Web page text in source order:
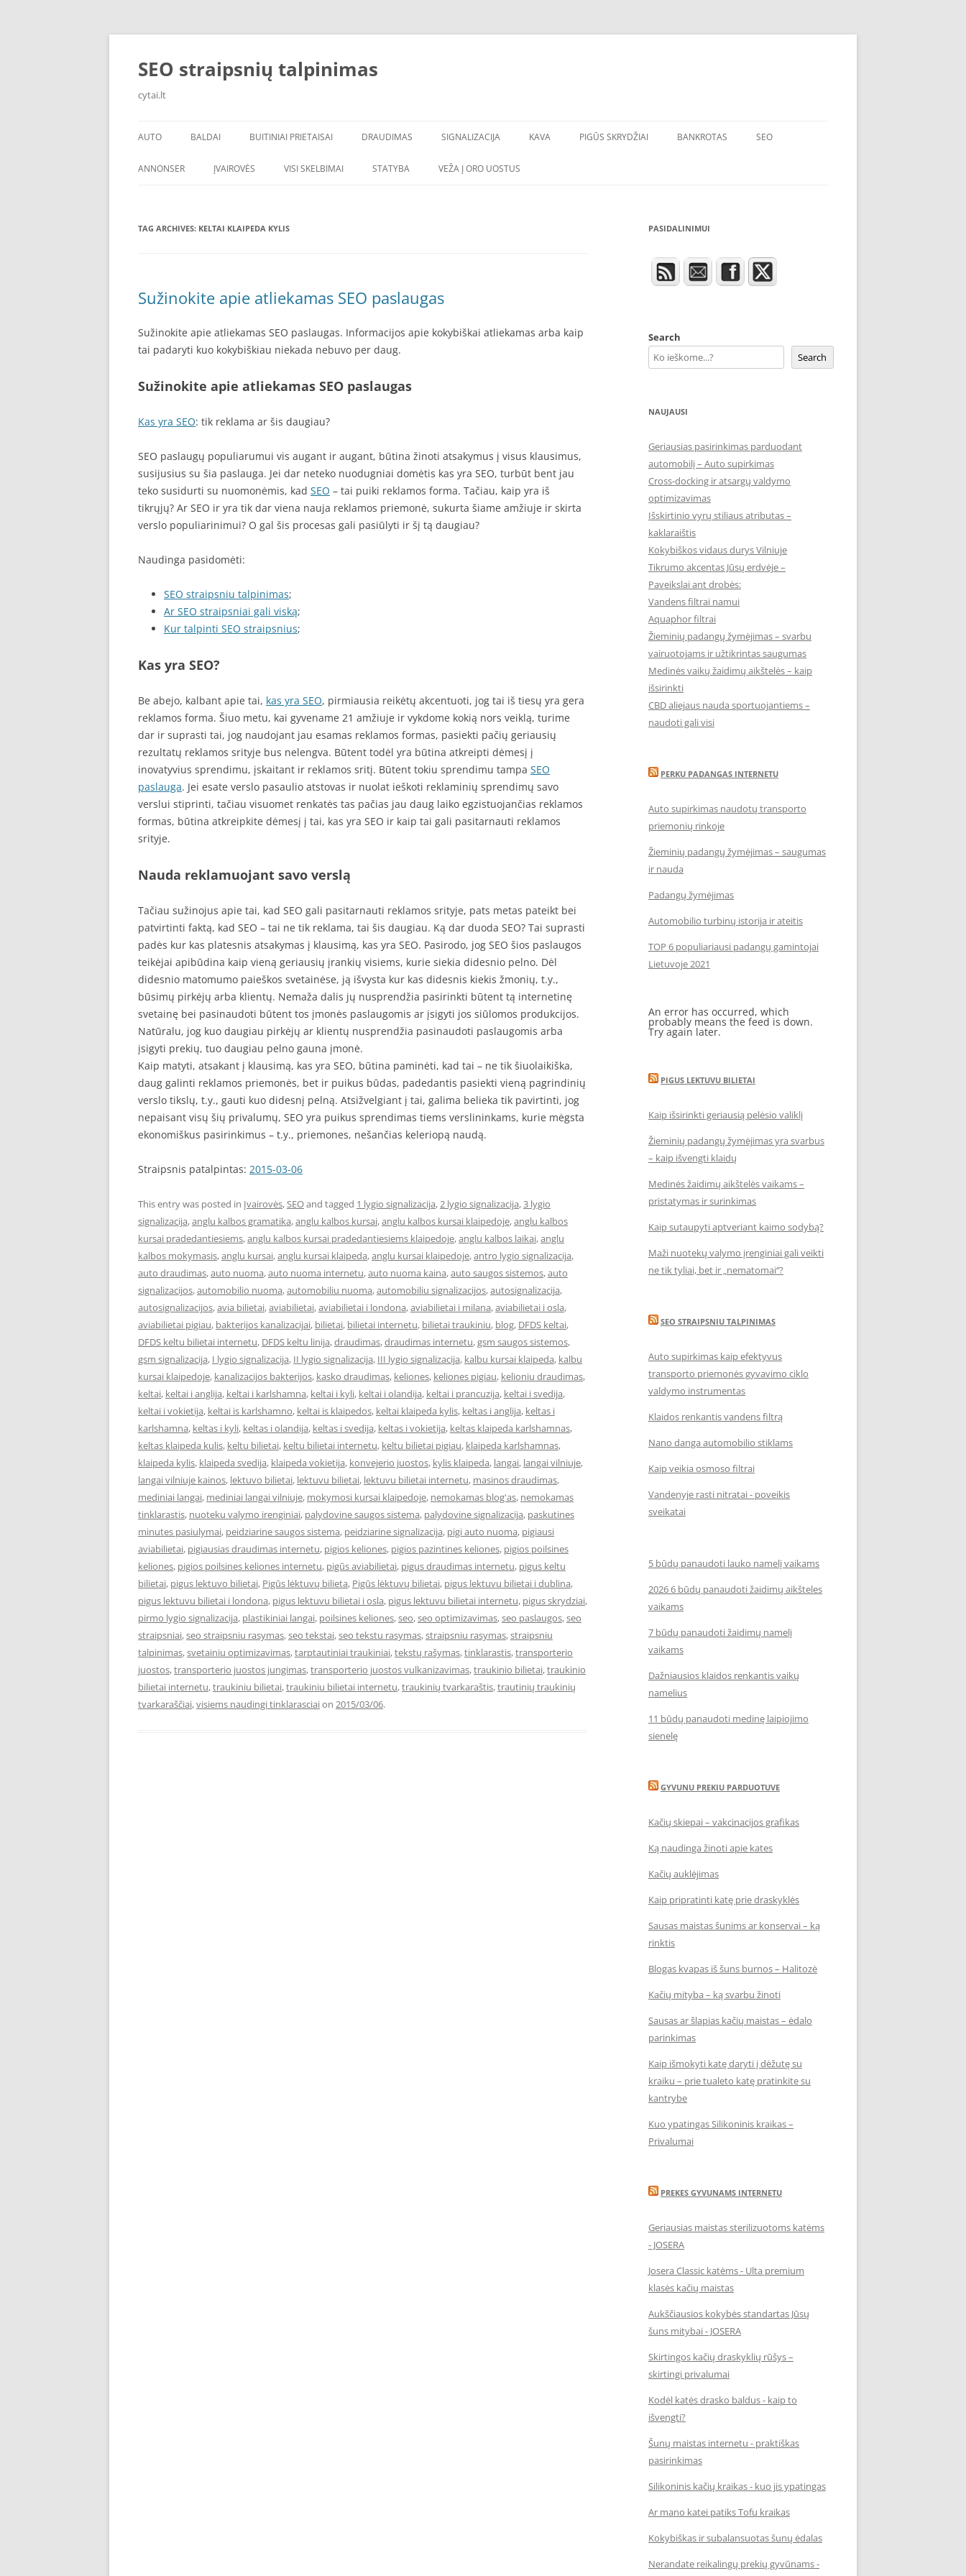
Skip
SEO straipsnių talpinimas
cytai.lt
AUTO
PADANGOS
BALDAI BUITINIAI PRIETAISAI DRAUDIMAS SIGNALIZACIJA KAVA PIGŪS SKRYDŽIAI BANKROTAS SEO
ANNONSER ĮVAIROVĖS VISI SKELBIMAI STATYBA VEŽA Į ORO UOSTUS
TAG ARCHIVES: KELTAI KLAIPEDA KYLIS
Sužinokite apie atliekamas SEO paslaugas
Sužinokite apie atliekamas SEO paslaugas. Informacijos apie kokybiškai atliekamas arba kaip
tai padaryti kuo kokybiškiau niekada nebuvo per daug.
Sužinokite apie atliekamas SEO paslaugas
Kas yra SEO: tik reklama ar šis daugiau?
SEO paslaugų populiarumui vis augant ir augant, būtina žinoti atsakymus į visus klausimus,
susijusius su šia paslauga. Jei dar neteko nuodugniai domėtis kas yra SEO, turbūt bent jau
teko susidurti su nuomonėmis, kad SEO – tai puiki reklamos forma. Tačiau, kaip yra iš
tikrųjų? Ar SEO ir yra tik dar viena nauja reklamos priemonė, sukurta šiame amžiuje ir skirta
verslo populiarinimui? O gal šis procesas gali pasiūlyti ir šį tą daugiau?
Naudinga pasidomėti:
SEO straipsniu talpinimas;
Ar SEO straipsniai gali viską;
Kur talpinti SEO straipsnius;
Kas yra SEO?
Be abejo, kalbant apie tai, kas yra SEO, pirmiausia reikėtų akcentuoti, jog tai iš tiesų yra gera
reklamos forma. Šiuo metu, kai gyvename 21 amžiuje ir vykdome kokią nors veiklą, turime
dar ir suprasti tai, jog naudojant jau esamas reklamos formas, pasiekti pačių geriausių
rezultatų reklamos srityje bus nelengva. Būtent todėl yra būtina atkreipti dėmesį į
inovatyvius sprendimu, įskaitant ir reklamos sritį. Būtent tokiu sprendimu tampa SEO
paslauga. Jei esate verslo pasaulio atstovas ir nuolat ieškoti reklaminių sprendimų savo
verslui stiprinti, tačiau visuomet renkatės tas pačias jau daug laiko egzistuojančias reklamos
formas, būtina atkreipkite dėmesį į tai, kas yra SEO ir kaip tai gali pasitarnauti reklamos
srityje.
Nauda reklamuojant savo verslą
Tačiau sužinojus apie tai, kad SEO gali pasitarnauti reklamos srityje, pats metas pateikt bei
patvirtinti faktą, kad SEO – tai ne tik reklama, tai šis daugiau. Ką dar duoda SEO? Tai suprasti
padės kur kas platesnis atsakymas į klausimą, kas yra SEO. Pasirodo, jog SEO šios paslaugos
teikėjai apibūdina kaip vieną geriausių įrankių visiems, kurie siekia didesnio pelno. Dėl
didesnio matomumo paieškos svetainėse, ją išvysta kur kas didesnis kiekis žmonių, t.y.,
būsimų pirkėjų arba klientų. Nemaža dalis jų nusprendžia pasirinkti būtent tą internetinę
svetainę bei pasinaudoti būtent tos įmonės paslaugomis ar įsigyti jos siūlomos produkcijos.
Natūralu, jog kuo daugiau pirkėjų ar klientų nusprendžia pasinaudoti paslaugomis arba
įsigyti prekių, tuo daugiau pelno gauna įmonė.
Kaip matyti, atsakant į klausimą, kas yra SEO, būtina paminėti, kad tai – ne tik šiuolaikiška,
daug galinti reklamos priemonės, bet ir puikus būdas, padedantis pasiekti vieną pagrindinių
verslo tikslų, t.y., gauti kuo didesnį pelną. Atsižvelgiant į tai, galima belieka tik pavirtinti, jog
nepaisant visų šių privalumų, SEO yra puikus sprendimas tiems verslininkams, kurie mėgsta
ekonomiškus pasirinkimus – t.y., priemones, nešančias keleriopą naudą.
Straipsnis patalpintas: 2015-03-06
This entry was posted in Įvairovės,SEOand tagged 1 lygio signalizacija,2 lygio signalizacija,3 lygio
signalizacija,anglu kalbos gramatika,anglu kalbos kursai,anglu kalbos kursai klaipedoje,anglu kalbos
kursai pradedantiesiems,anglu kalbos kursai pradedantiesiems klaipedoje,anglu kalbos laikai,anglu
kalbos mokymasis,anglu kursai,anglu kursai klaipeda,anglu kursai klaipedoje,antro lygio signalizacija,
auto draudimas,auto nuoma,auto nuoma internetu,auto nuoma kaina,auto saugos sistemos,auto
signalizacijos,automobilio nuoma,automobiliu nuoma,automobiliu signalizacijos,autosignalizacija,
autosignalizacijos,avia bilietai,aviabilietai,aviabilietai i londona,aviabilietai i milana,aviabilietai i osla,
aviabilietai pigiau, bakterijos kanalizacijai, bilietai, bilietai internetu, bilietai traukiniu, blog, DFDS keltai,
DFDS keltu bilietai internetu, DFDS keltu linija,draudimas,draudimas internetu,gsm saugos sistemos,
gsm signalizacija, I lygio signalizacija, II lygio signalizacija, III lygio signalizacija, kalbu kursai klaipeda, kalbu
kursai klaipedoje, kanalizacijos bakterijos, kasko draudimas, keliones, keliones pigiau, kelioniu draudimas,
keltai, keltai i anglija, keltai i karlshamna, keltai i kyli, keltai i olandija, keltai i prancuzija, keltai i svedija,
keltai i vokietija, keltai is karlshamno, keltai is klaipedos, keltai klaipeda kylis, keltas i anglija, keltas i
karlshamna, keltas i kyli, keltas i olandija, keltas i svedija, keltas i vokietija, keltas klaipeda karlshamnas,
keltas klaipeda kulis, keltu bilietai, keltu bilietai internetu, keltu bilietai pigiau, klaipeda karlshamnas,
klaipeda kylis, klaipeda svedija, klaipeda vokietija, konvejerio juostos, kylis klaipeda, langai, langai vilniuje,
langai vilniuje kainos, lektuvo bilietai, lektuvu bilietai, lektuvu bilietai internetu, masinos draudimas,
mediniai langai, mediniai langai vilniuje, mokymosi kursai klaipedoje, nemokamas blog'as, nemokamas
tinklarastis, nuoteku valymo irenginiai, palydovine saugos sistema, palydovine signalizacija, paskutines
minutes pasiulymai, peidziarine saugos sistema, peidziarine signalizacija, pigi auto nuoma, pigiausi
aviabilietai, pigiausias draudimas internetu, pigios keliones, pigios pazintines keliones, pigios poilsines
keliones, pigios poilsines keliones internetu, pigūs aviabilietai, pigus draudimas internetu, pigus keltu
bilietai, pigus lektuvo bilietai, Pigūs lėktuvų bilieta, Pigūs lėktuvų bilietai, pigus lektuvu bilietai i dublina,
pigus lektuvu bilietai i londona, pigus lektuvu bilietai i osla, pigus lektuvu bilietai internetu, pigus skrydziai,
pirmo lygio signalizacija, plastikiniai langai, poilsines keliones,seo,seo optimizavimas,seo paslaugos,seo
straipsniai,seo straipsniu rasymas,seo tekstai,seo tekstu rasymas,straipsniu rasymas,straipsniu
talpinimas,svetainiu optimizavimas,tarptautiniai traukiniai,tekstų rašymas,tinklarastis,transporterio
juostos,transporterio juostos jungimas,transporterio juostos vulkanizavimas,traukinio bilietai,traukinio
bilietai internetu,traukiniu bilietai,traukiniu bilietai internetu,traukinių tvarkaraštis,trautinių traukinių
tvarkaraščiai,visiems naudingi tinklarasciaion 2015/03/06.
PASIDALINIMUI
Search
Search
NAUJAUSI
Geriausias pasirinkimas parduodant
automobilį – Auto supirkimas
Cross-docking ir atsargų valdymo
optimizavimas
Išskirtinio vyrų stiliaus atributas –
kaklaraištis
Kokybiškos vidaus durys Vilniuje
Tikrumo akcentas Jūsų erdvėje –
Paveikslai ant drobės:
Vandens filtrai namui
Aquaphor filtrai
Žieminių padangų žymėjimas – svarbu
vairuotojams ir užtikrintas saugumas
Medinės vaikų žaidimų aikštelės – kaip
išsirinkti
CBD aliejaus nauda sportuojantiems –
naudoti gali visi
PERKU PADANGAS INTERNETU
Auto supirkimas naudotų transporto
priemonių rinkoje
Žieminių padangų žymėjimas – saugumas
ir nauda
Padangų žymėjimas
Automobilio turbinų istorija ir ateitis
TOP 6 populiariausi padangų gamintojai
Lietuvoje 2021
An error has occurred, which
probably means the feed is down.
Try again later.
PIGUS LEKTUVU BILIETAI
Kaip išsirinkti geriausią pelėsio valiklį
Žieminių padangų žymėjimas yra svarbus
– kaip išvengti klaidų
Medinės žaidimų aikštelės vaikams –
pristatymas ir surinkimas
Kaip sutaupyti aptveriant kaimo sodybą?
Maži nuotekų valymo įrenginiai gali veikti
ne tik tyliai, bet ir „nematomai‘‘?
SEO STRAIPSNIU TALPINIMAS
Auto supirkimas kaip efektyvus
transporto priemonės gyvavimo ciklo
valdymo instrumentas
Klaidos renkantis vandens filtrą
Nano danga automobilio stiklams
Kaip veikia osmoso filtrai
Vandenyje rasti nitratai - poveikis
sveikatai
5 būdų panaudoti lauko namelį vaikams
2026 6 būdų panaudoti žaidimų aikšteles
vaikams
7 būdų panaudoti žaidimų namelį
vaikams
Dažniausios klaidos renkantis vaikų
namelius
11 būdų panaudoti medinę laipiojimo
sienelę
GYVUNU PREKIU PARDUOTUVE
Kačių skiepai – vakcinacijos grafikas
Ką naudinga žinoti apie kates
Kačių auklėjimas
Kaip pripratinti katę prie draskyklės
Sausas maistas šunims ar konservai – ką
rinktis
Blogas kvapas iš šuns burnos – Halitozė
Kačių mityba – ką svarbu žinoti
Sausas ar šlapias kačių maistas – ėdalo
parinkimas
Kaip išmokyti katę daryti į dėžutę su
kraiku – prie tualeto katę pratinkite su
kantrybe
Kuo ypatingas Silikoninis kraikas –
Privalumai
PREKES GYVUNAMS INTERNETU
Geriausias maistas sterilizuotoms katėms
- JOSERA
Josera Classic katėms - Ulta premium
klasės kačių maistas
Aukščiausios kokybės standartas Jūsų
šuns mitybai - JOSERA
Skirtingos kačių draskyklių rūšys –
skirtingi privalumai
Kodėl katės drasko baldus - kaip to
išvengti?
Šunų maistas internetu - praktiškas
pasirinkimas
Silikoninis kačių kraikas - kuo jis ypatingas
Ar mano katei patiks Tofu kraikas
Kokybiškas ir subalansuotas šunų ėdalas
Nerandate reikalingų prekių gyvūnams -